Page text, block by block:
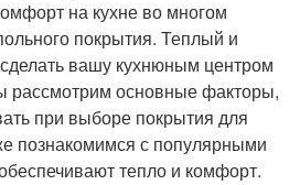
на кухне во многом
покрытия. Теплый и
вашу кухнюным центром
рассмотрим основные факторы,
при выборе покрытия для
познакомимся с популярными
тепло и комфорт.